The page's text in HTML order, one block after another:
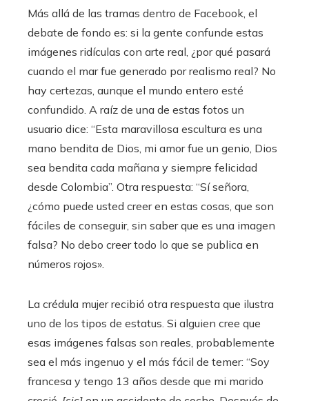
Más allá de las tramas dentro de Facebook, el
debate de fondo es: si la gente confunde estas
imágenes ridículas con arte real, ¿por qué pasará
cuando el mar fue generado por realismo real? No
hay certezas, aunque el mundo entero esté
confundido. A raíz de una de estas fotos un
usuario dice: “Esta maravillosa escultura es una
mano bendita de Dios, mi amor fue un genio, Dios
sea bendita cada mañana y siempre felicidad
desde Colombia”. Otra respuesta: “Sí señora,
¿cómo puede usted creer en estas cosas, que son
fáciles de conseguir, sin saber que es una imagen
falsa? No debo creer todo lo que se publica en
números rojos».
La crédula mujer recibió otra respuesta que ilustra
uno de los tipos de estatus. Si alguien cree que
esas imágenes falsas son reales, probablemente
sea el más ingenuo y el más fácil de temer: “Soy
francesa y tengo 13 años desde que mi marido